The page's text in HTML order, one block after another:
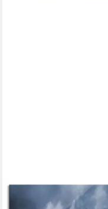
Glasbild Tobendes Meer